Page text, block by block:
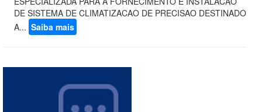
DE SISTEMA DE CLIMATIZACAO DE PRECISAO DESTINADO
A... Saiba mais